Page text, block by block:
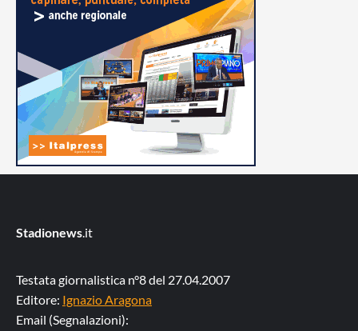
Stadionews.it
Testata giornalistica n°8 del 27.04.2007
Editore: Ignazio Aragona
Email (Segnalazioni):